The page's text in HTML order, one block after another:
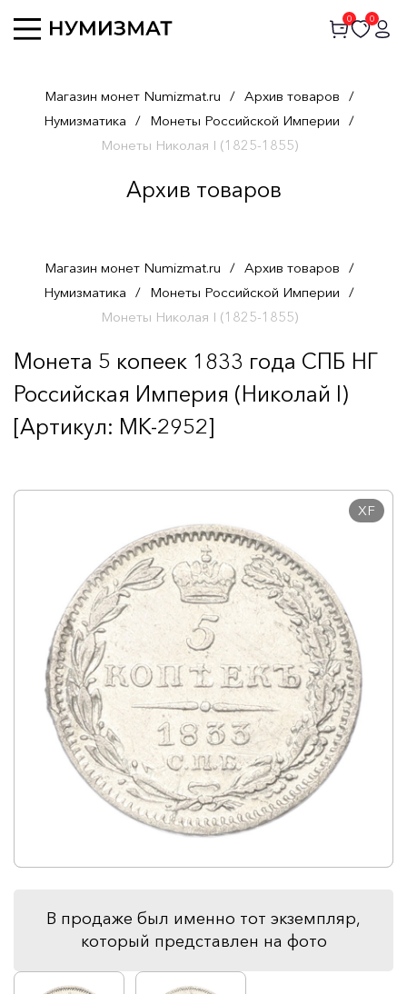
0 0
Магазин монет Numizmat.ru / Архив товаров /
Нумизматика / Монеты Российской Империи /
Монеты Николая I (1825-1855)
Архив товаров
Магазин монет Numizmat.ru / Архив товаров /
Нумизматика / Монеты Российской Империи /
Монеты Николая I (1825-1855)
Монета 5 копеек 1833 года СПБ НГ
Российская Империя (Николай I)
[Артикул: MK-2952]
XF
В продаже был именно тот экземпляр,
который представлен на фото